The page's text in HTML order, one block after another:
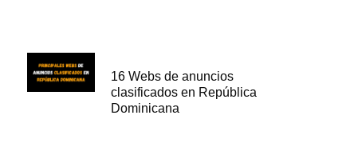
16 Webs de anuncios
clasificados en República
Dominicana